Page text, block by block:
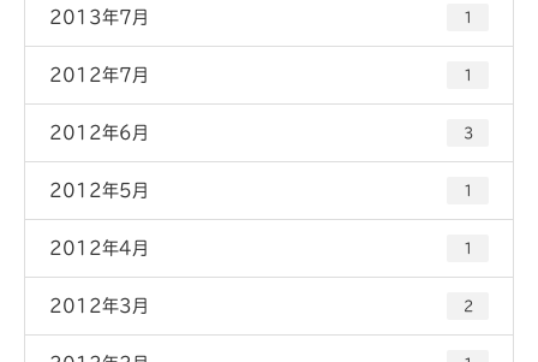
2013年7月 1
2012年7月 1
2012年6月 3
2012年5月 1
2012年4月 1
2012年3月 2